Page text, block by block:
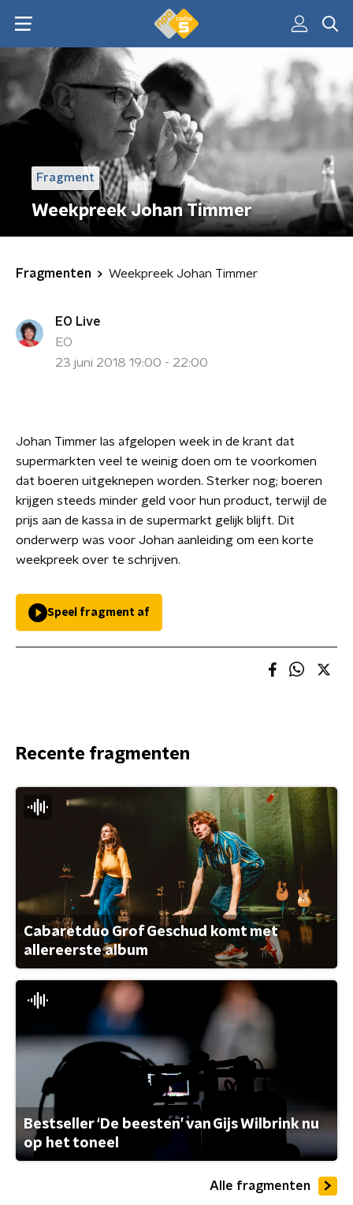
Fragment
Weekpreek Johan Timmer
Fragmenten Weekpreek Johan Timmer
EO Live
EO
23 juni 2018 19:00 - 22:00
Johan Timmer las afgelopen week in de krant dat
supermarkten veel te weinig doen om te voorkomen
dat boeren uitgeknepen worden. Sterker nog; boeren
krijgen steeds minder geld voor hun product, terwijl de
prijs aan de kassa in de supermarkt gelijk blijft. Dit
onderwerp was voor Johan aanleiding om een korte
weekpreek over te schrijven.
Speel fragment af
Recente fragmenten
Cabaretduo Grof Geschud komt met
allereerste album
Bestseller ‘De beesten’ van Gijs Wilbrink nu
op het toneel
Alle fragmenten